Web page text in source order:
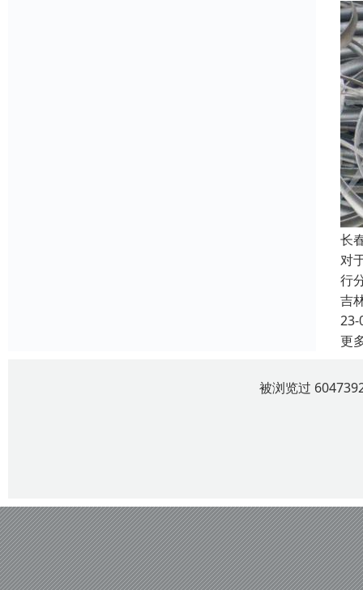
长
对
行
吉
23-
更
被浏览过